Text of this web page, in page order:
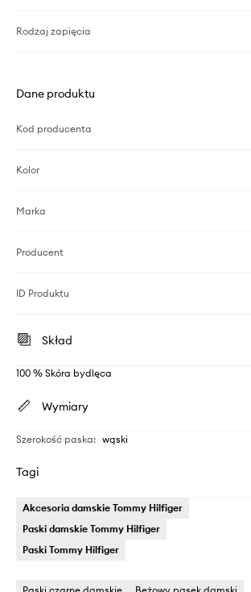
Rodzaj zapięcia
Dane produktu
Kod producenta
Kolor
Marka
Producent
ID Produktu
Skład
100 % Skóra bydlęca
Wymiary
Szerokość paska: wąski
Tagi
Akcesoria damskie Tommy Hilfiger
Paski damskie Tommy Hilfiger
Paski Tommy Hilfiger